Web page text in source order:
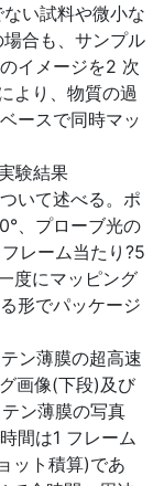
い試料や微小な
合も、サンプル
イメージを2 次
より、物質の過
ースで同時マッ
験結果
いて述べる。ポ
、プローブ光の
レーム当たり?5
度にマッピング
形でパッケージ
ン薄膜の超高速
画像(下段)及び
ン薄膜の写真
間は1 フレーム
ット積算)であ